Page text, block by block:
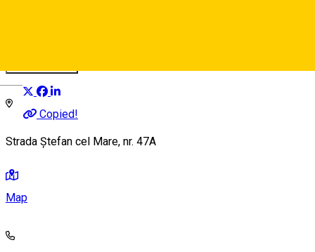
Copied!
Strada Ștefan cel Mare, nr. 47A
Map